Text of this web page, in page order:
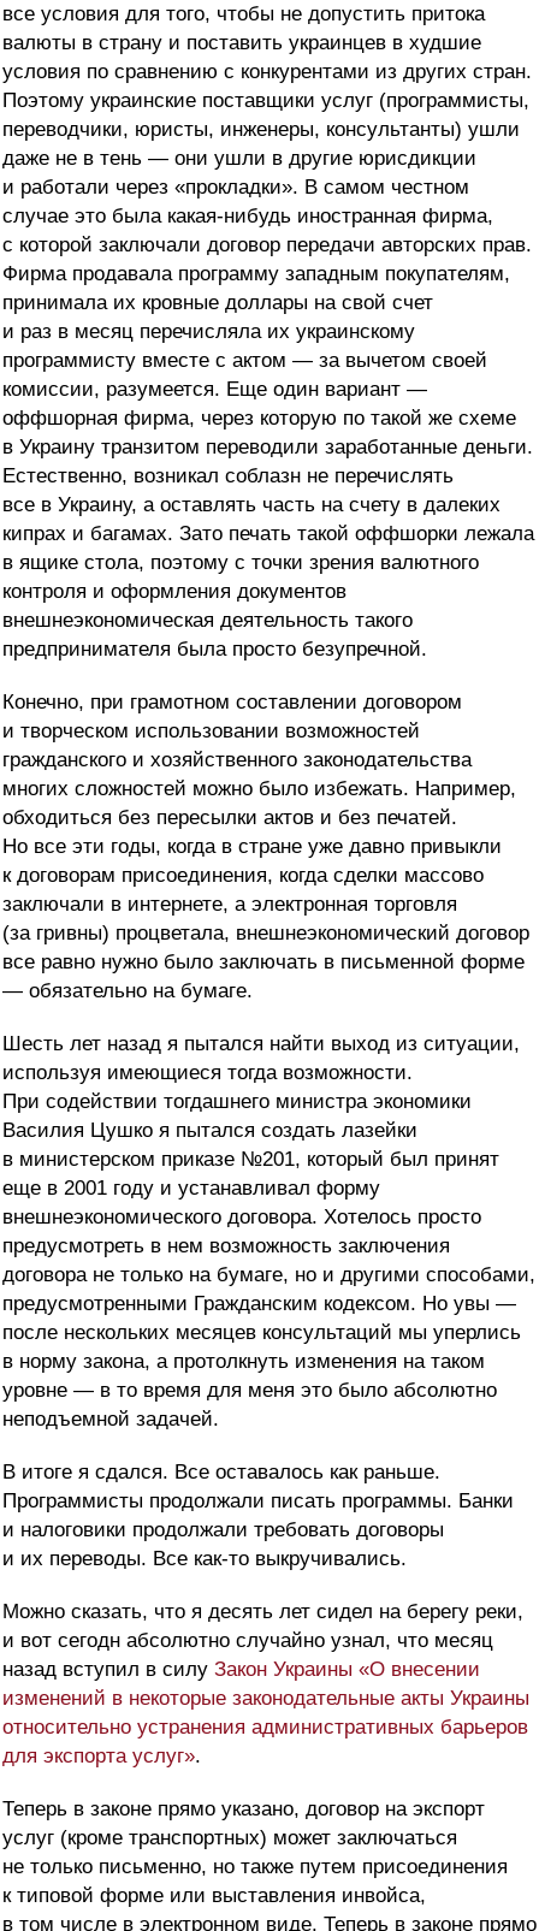
все условия для того, чтобы не допустить притока
валюты в страну и поставить украинцев в худшие
условия по сравнению с конкурентами из других стран.
Поэтому украинские поставщики услуг (программисты,
переводчики, юристы, инженеры, консультанты) ушли
даже не в тень — они ушли в другие юрисдикции
и работали через «прокладки». В самом честном
случае это была какая-нибудь иностранная фирма,
с которой заключали договор передачи авторских прав.
Фирма продавала программу западным покупателям,
принимала их кровные доллары на свой счет
и раз в месяц перечисляла их украинскому
программисту вместе с актом — за вычетом своей
комиссии, разумеется. Еще один вариант —
оффшорная фирма, через которую по такой же схеме
в Украину транзитом переводили заработанные деньги.
Естественно, возникал соблазн не перечислять
все в Украину, а оставлять часть на счету в далеких
кипрах и багамах. Зато печать такой оффшорки лежала
в ящике стола, поэтому с точки зрения валютного
контроля и оформления документов
внешнеэкономическая деятельность такого
предпринимателя была просто безупречной.
Конечно, при грамотном составлении договором
и творческом использовании возможностей
гражданского и хозяйственного законодательства
многих сложностей можно было избежать. Например,
обходиться без пересылки актов и без печатей.
Но все эти годы, когда в стране уже давно привыкли
к договорам присоединения, когда сделки массово
заключали в интернете, а электронная торговля
(за гривны) процветала, внешнеэкономический договор
все равно нужно было заключать в письменной форме
— обязательно на бумаге.
Шесть лет назад я пытался найти выход из ситуации,
используя имеющиеся тогда возможности.
При содействии тогдашнего министра экономики
Василия Цушко я пытался создать лазейки
в министерском приказе №201, который был принят
еще в 2001 году и устанавливал форму
внешнеэкономического договора. Хотелось просто
предусмотреть в нем возможность заключения
договора не только на бумаге, но и другими способами,
предусмотренными Гражданским кодексом. Но увы —
после нескольких месяцев консультаций мы уперлись
в норму закона, а протолкнуть изменения на таком
уровне — в то время для меня это было абсолютно
неподъемной задачей.
В итоге я сдался. Все оставалось как раньше.
Программисты продолжали писать программы. Банки
и налоговики продолжали требовать договоры
и их переводы. Все как-то выкручивались.
Можно сказать, что я десять лет сидел на берегу реки,
и вот сегодн абсолютно случайно узнал, что месяц
назад вступил в силу Закон Украины «О внесении
изменений в некоторые законодательные акты Украины
относительно устранения административных барьеров
для экспорта услуг».
Теперь в законе прямо указано, договор на экспорт
услуг (кроме транспортных) может заключаться
не только письменно, но также путем присоединения
к типовой форме или выставления инвойса,
в том числе в электронном виде. Теперь в законе прямо